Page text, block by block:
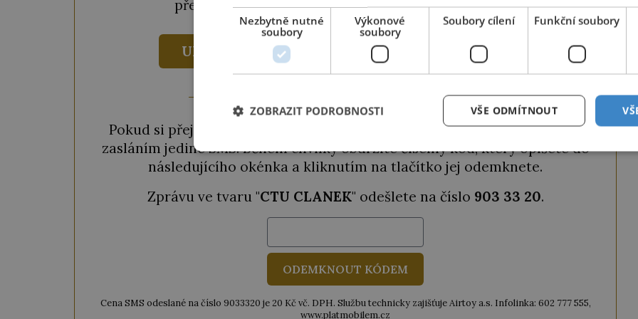
předplatné za690 Kča získat tak2 měsíce zdarma.
UKÁZAT VÝHODY ODEMKNOUT ČLÁNEK
Pokud si přejete odemknout pouze tento článek, můžete tak také učinit
zasláním jediné SMS. Během chvilky obdržíte číselný kód, který opíšete do
následujícího okénka a kliknutím na tlačítko jej odemknete.
Zprávu ve tvaru "CTU CLANEK" odešlete na číslo 903 33 20.
ODEMKNOUT KÓDEM
Cena SMS odeslané na číslo 9033320 je 20 Kč vč. DPH. Službu technicky zajišťuje Airtoy a.s. Infolinka: 602 777 555,
www.platmobilem.cz
Nezbytně nutné
soubory
Výkonové
soubory
Soubory cílení Funkční soubory
VŠE ODMÍTNOUT
ZOBRAZIT PODROBNOSTI